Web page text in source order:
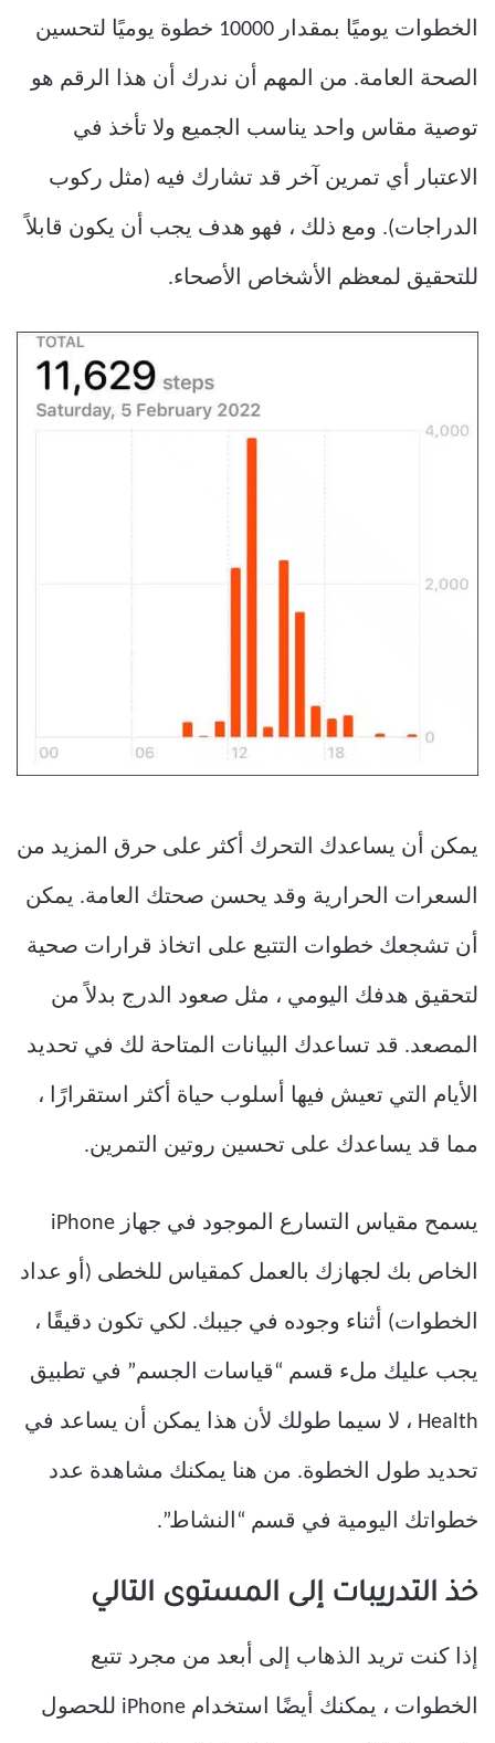
الخطوات يوميًا بمقدار 10000 خطوة يوميًا لتحسين
الصحة العامة. من المهم أن ندرك أن هذا الرقم هو
توصية مقاس واحد يناسب الجميع ولا تأخذ في
الاعتبار أي تمرين آخر قد تشارك فيه (مثل ركوب
الدراجات). ومع ذلك ، فهو هدف يجب أن يكون قابلاً
للتحقيق لمعظم الأشخاص الأصحاء.
يمكن أن يساعدك التحرك أكثر على حرق المزيد من
السعرات الحرارية وقد يحسن صحتك العامة. يمكن
أن تشجعك خطوات التتبع على اتخاذ قرارات صحية
لتحقيق هدفك اليومي ، مثل صعود الدرج بدلاً من
المصعد. قد تساعدك البيانات المتاحة لك في تحديد
الأيام التي تعيش فيها أسلوب حياة أكثر استقرارًا ،
مما قد يساعدك على تحسين روتين التمرين.
يسمح مقياس التسارع الموجود في جهاز iPhone
الخاص بك لجهازك بالعمل كمقياس للخطى (أو عداد
الخطوات) أثناء وجوده في جيبك. لكي تكون دقيقًا ،
يجب عليك ملء قسم “قياسات الجسم” في تطبيق
Health ، لا سيما طولك لأن هذا يمكن أن يساعد في
تحديد طول الخطوة. من هنا يمكنك مشاهدة عدد
خطواتك اليومية في قسم “النشاط”.
خذ التدريبات إلى المستوى التالي
إذا كنت تريد الذهاب إلى أبعد من مجرد تتبع
الخطوات ، يمكنك أيضًا استخدام iPhone للحصول